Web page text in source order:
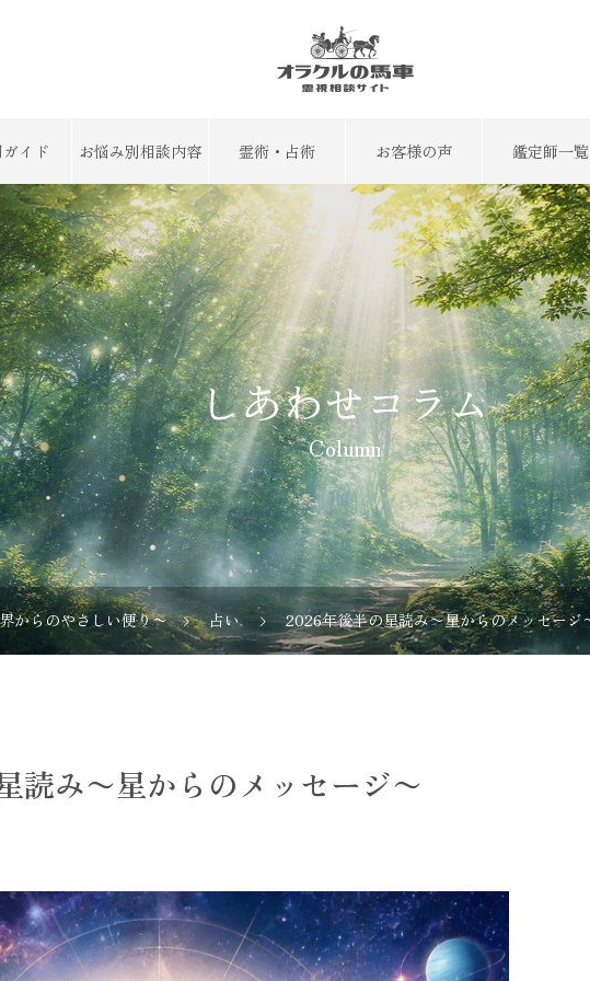
ガイド お悩み別相談内容 霊術・占術 お客様の声 鑑定師一覧
しあわせコラム
Column
からのやさしい便り〜 占い 2026年後半の星読み〜星からのメッセージ
読み〜星からのメッセージ〜